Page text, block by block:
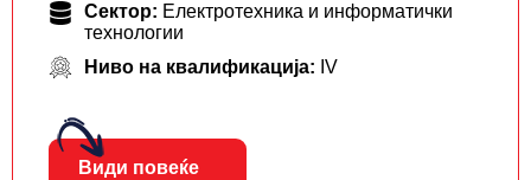
Сектор: Електротехника и информатички
технологии
Ниво на квалификација: IV
Види повеќе